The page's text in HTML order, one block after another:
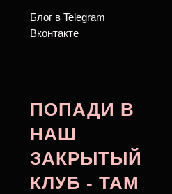
Блог в Telegram
Вконтакте
ПОПАДИ В
НАШ
ЗАКРЫТЫЙ
КЛУБ - ТАМ